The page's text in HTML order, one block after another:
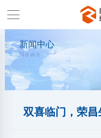
新闻中心
News
双喜临门，荣